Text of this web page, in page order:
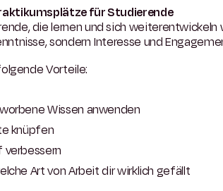
für Studierende
die lernen und sich weiterentwickeln
sondern Interesse und
Vorteile:
Wissen anwenden
knüpfen
verbessern
Art von Arbeit dir wirklich gefällt